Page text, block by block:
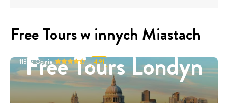
Free Tours w innych Miastach
Free Tours Londyn
11332Opinie 4.91